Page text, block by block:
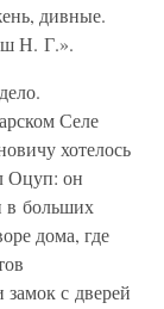
дивные.
Н. Г.».
Селе
хотелось
Оцуп: он
в больших
дома, где
с дверей